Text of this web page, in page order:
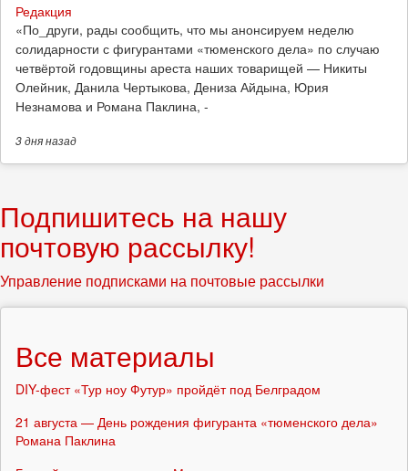
Редакция
​«По_други, рады сообщить, что мы анонсируем неделю
солидарности с фигурантами «тюменского дела» по случаю
четвёртой годовщины ареста наших товарищей — Никиты
Олейник, Данила Чертыкова, Дениза Айдына, Юрия
Незнамова и Романа Паклина, -
3 дняназад
Подпишитесь на нашу
почтовую рассылку!
Управление подписками на почтовые рассылки
Все материалы
DIY-фест «Тур ноу Футур» пройдёт под Белградом
21 августа — День рождения фигуранта «тюменского дела»
Романа Паклина